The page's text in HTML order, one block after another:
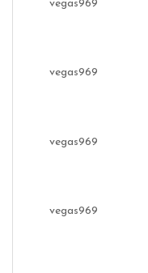
vegas969
vegas969
vegas969
vegas969